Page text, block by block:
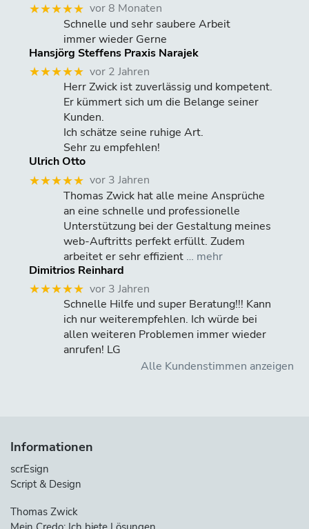
★★★★★ vor 8 Monaten
Schnelle und sehr saubere Arbeit
immer wieder Gerne
Hansjörg Steffens Praxis Narajek
★★★★★ vor 2 Jahren
Herr Zwick ist zuverlässig und kompetent.
Er kümmert sich um die Belange seiner
Kunden.
Ich schätze seine ruhige Art.
Sehr zu empfehlen!
Ulrich Otto
★★★★★ vor 3 Jahren
Thomas Zwick hat alle meine Ansprüche
an eine schnelle und professionelle
Unterstützung bei der Gestaltung meines
web-Auftritts perfekt erfüllt. Zudem
arbeitet er sehr effizient … mehr
Dimitrios Reinhard
★★★★★ vor 3 Jahren
Schnelle Hilfe und super Beratung!!! Kann
ich nur weiterempfehlen. Ich würde bei
allen weiteren Problemen immer wieder
anrufen! LG
Alle Kundenstimmen anzeigen
Informationen
scrEsign
Script & Design
Thomas Zwick